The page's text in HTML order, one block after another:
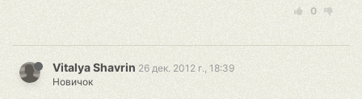
0
Vitalya Shavrin 26 дек. 2012 г., 18:39
Новичок